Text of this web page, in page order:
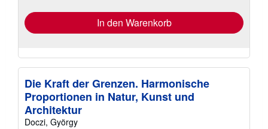
In den Warenkorb
Die Kraft der Grenzen. Harmonische
Proportionen in Natur, Kunst und
Architektur
Doczi, György